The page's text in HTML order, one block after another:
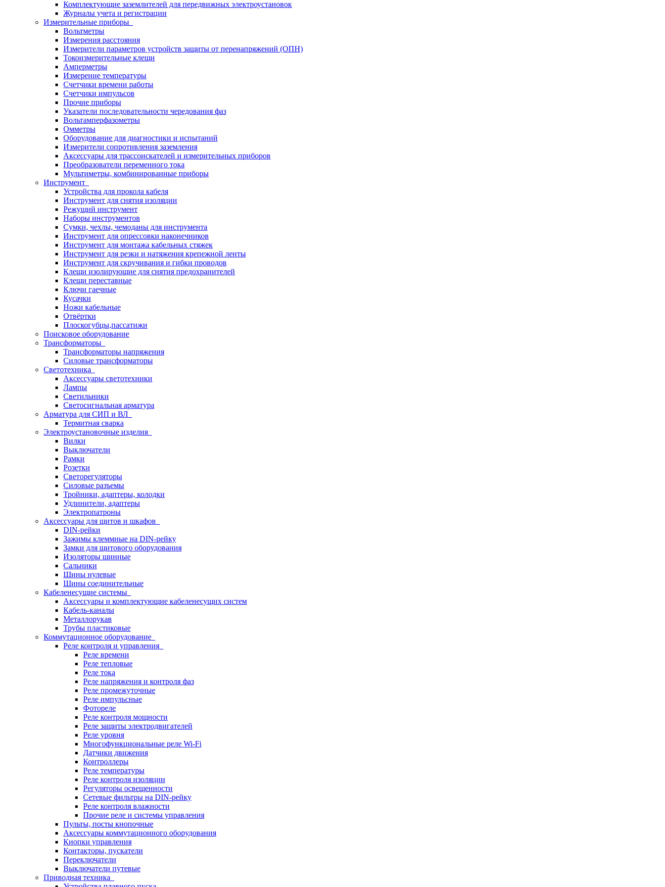
Комплектующие заземлителей для передвижных электроустановок
Журналы учета и регистрации
Измерительные приборы
Вольтметры
Измерения расстояния
Измерители параметров устройств защиты от перенапряжений (ОПН)
Токоизмерительные клещи
Амперметры
Измерение температуры
Счетчики времени работы
Счетчики импульсов
Прочие приборы
Указатели последовательности чередования фаз
Вольтамперфазометры
Омметры
Оборудование для диагностики и испытаний
Измерители сопротивления заземления
Аксессуары для трассоискателей и измерительных приборов
Преобразователи переменного тока
Мультиметры, комбинированные приборы
Инструмент
Устройства для прокола кабеля
Инструмент для снятия изоляции
Режущий инструмент
Наборы инструментов
Сумки, чехлы, чемоданы для инструмента
Инструмент для опрессовки наконечников
Инструмент для монтажа кабельных стяжек
Инструмент для резки и натяжения крепежной ленты
Инструмент для скручивания и гибки проводов
Клещи изолирующие для снятия предохранителей
Клещи переставные
Ключи гаечные
Кусачки
Ножи кабельные
Отвёртки
Плоскогубцы,пассатижи
Поисковое оборудование
Трансформаторы
Трансформаторы напряжения
Силовые трансформаторы
Светотехника
Аксессуары светотехники
Лампы
Светильники
Светосигнальная арматура
Арматура для СИП и ВЛ
Термитная сварка
Электроустановочные изделия
Вилки
Выключатели
Рамки
Розетки
Светорегуляторы
Силовые разъемы
Тройники, адаптеры, колодки
Удлинители, адаптеры
Электропатроны
Аксессуары для щитов и шкафов
DIN-рейки
Зажимы клеммные на DIN-рейку
Замки для щитового оборудования
Изоляторы шинные
Сальники
Шины нулевые
Шины соединительные
Кабеленесущие системы
Аксессуары и комплектующие кабеленесущих систем
Кабель-каналы
Металлорукав
Трубы пластиковые
Коммутационное оборудование
Реле контроля и управления
Реле времени
Реле тепловые
Реле тока
Реле напряжения и контроля фаз
Реле промежуточные
Реле импульсные
Фотореле
Реле контроля мощности
Реле защиты электродвигателей
Реле уровня
Многофункциональные реле Wi-Fi
Датчики движения
Контроллеры
Реле температуры
Реле контроля изоляции
Регуляторы освещенности
Сетевые фильтры на DIN-рейку
Реле контроля влажности
Прочие реле и системы управления
Пульты, посты кнопочные
Аксессуары коммутационного оборудования
Кнопки управления
Контакторы, пускатели
Переключатели
Выключатели путевые
Приводная техника